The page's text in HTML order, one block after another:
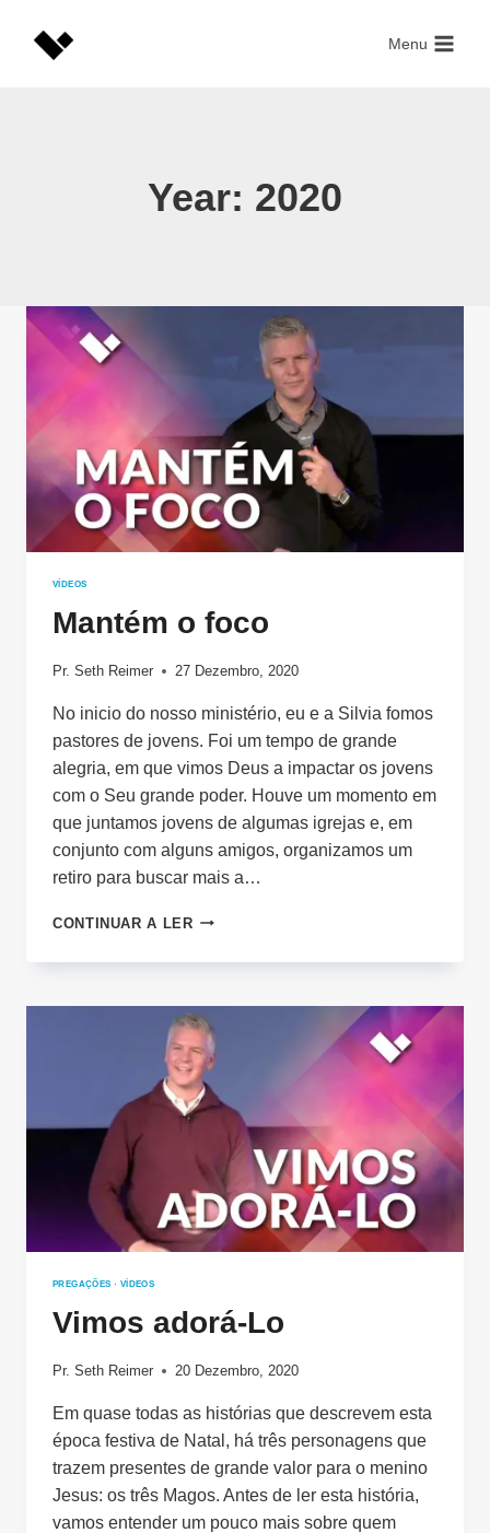
Menu
Year: 2020
VÍDEOS
Mantém o foco
Pr. Seth Reimer 27 Dezembro, 2020
No inicio do nosso ministério, eu e a Silvia fomos
pastores de jovens. Foi um tempo de grande
alegria, em que vimos Deus a impactar os jovens
com o Seu grande poder. Houve um momento em
que juntamos jovens de algumas igrejas e, em
conjunto com alguns amigos, organizamos um
retiro para buscar mais a…
CONTINUAR A LERMANTÉM
FOCO
PREGAÇÕES · VÍDEOS
Vimos adorá-Lo
Pr. Seth Reimer 20 Dezembro, 2020
Em quase todas as histórias que descrevem esta
época festiva de Natal, há três personagens que
trazem presentes de grande valor para o menino
Jesus: os três Magos. Antes de ler esta história,
vamos entender um pouco mais sobre quem